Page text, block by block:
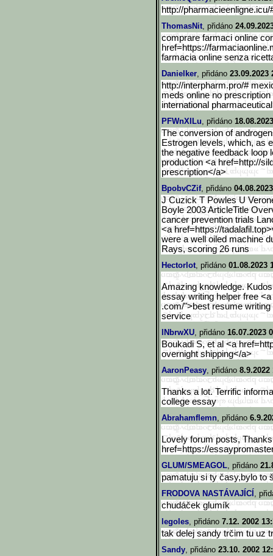
http://
ThomasNit, přidáno
comprare farmaci online
href=https://
farmacia online senza
Danielker, přidáno 23.09.2023
http://interpharm.pro/#
meds online no
international
PFWnXILu, přidáno
The conversion of
Estrogen levels, which, as
the negative feedback loop
production <a href=http://
prescription</a>
BpobvCZif, přidáno
J Cuzick T Powles U
Boyle 2003 ArticleTitle
cancer prevention trials
<a href=https://tadalafil.top>
were a well oiled machine
Rays, scoring 26 runs
Hectorlot, přidáno 01.08.2023
Amazing knowledge.
essay writing helper free
.com/">best resume
service
lNbrwXU, přidáno 16.07.2023
Boukadi S, et al <a
overnight shipping</a>
AaronPeasy, přidáno 8.9.2022
Thanks a lot. Terrific
college essay
Abrahamflemn, přidáno
Lovely forum posts,
href=https://
GLUM/SMEAGOL, přidáno
pamatuju si ty časy,bylo to
FRODOVA NASTÁVAJÍCÍ ,
chudáček glumík
legoles, přidáno 7.12. 2002
tak delej sandy trčim tu uz
Sandy, přidáno 23.10. 2002